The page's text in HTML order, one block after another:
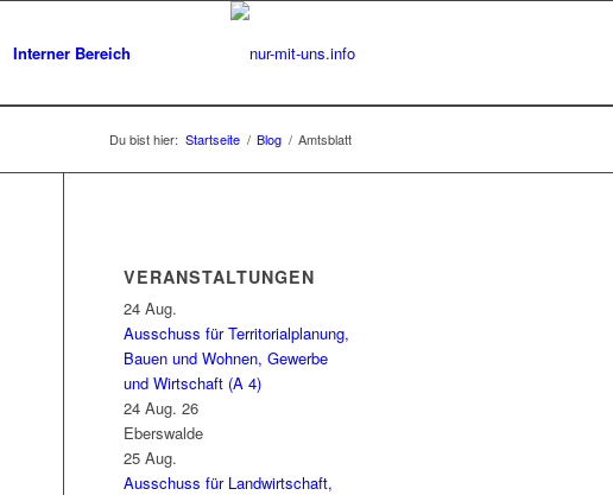
Interner Bereich
Du bist hier: Startseite / Blog / Amtsblatt
VERANSTALTUNGEN
24 Aug.
Ausschuss für Territorialplanung,
Bauen und Wohnen, Gewerbe
und Wirtschaft (A 4)
24 Aug. 26
Eberswalde
25 Aug.
Ausschuss für Landwirtschaft,